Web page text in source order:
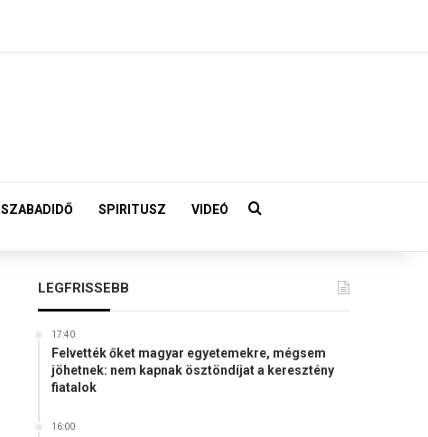
SZABADIDŐ SPIRITUSZ VIDEÓ Keresés:
LEGFRISSEBB
17:40
Felvették őket magyar egyetemekre, mégsem
jöhetnek: nem kapnak ösztöndíjat a keresztény
fiatalok
16:00